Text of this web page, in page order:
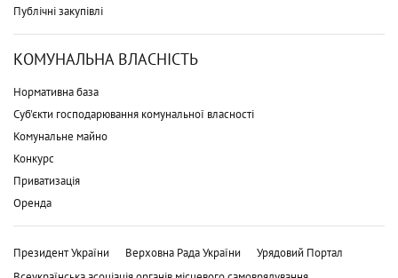
Публічні закупівлі
КОМУНАЛЬНА ВЛАСНІСТЬ
Нормативна база
Суб'єкти господарювання комунальної власності
Комунальне майно
Конкурс
Приватизація
Оренда
Президент України Верховна Рада України
Урядовий Портал